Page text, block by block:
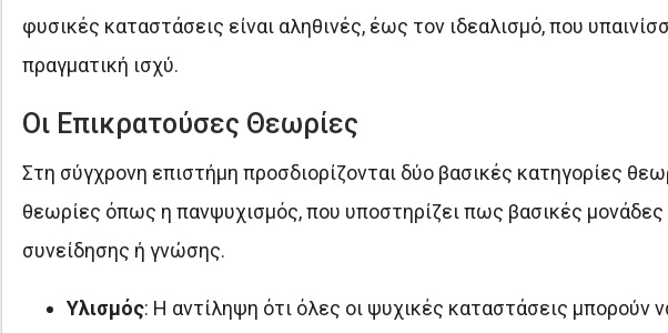
φυσικές καταστάσεις είναι αληθινές, έως τον ιδεαλισμό, που
πραγματική ισχύ.
Οι Επικρατούσες Θεωρίες
Στη σύγχρονη επιστήμη προσδιορίζονται δύο βασικές κατηγορίες
θεωρίες όπως η πανψυχισμός, που υποστηρίζει πως βασικές
συνείδησης ή γνώσης.
Υλισμός: Η αντίληψη ότι όλες οι ψυχικές καταστάσεις μπορούν